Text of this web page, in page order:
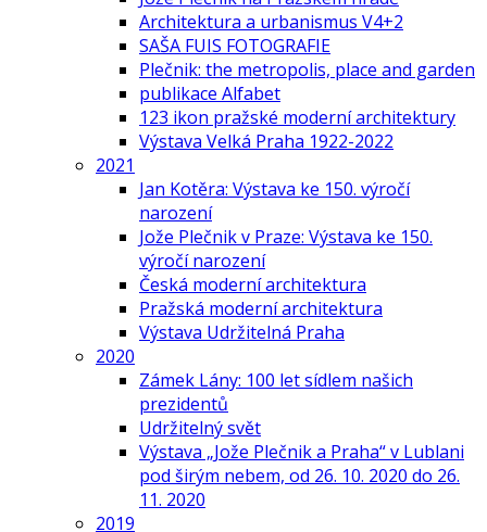
Architektura a urbanismus V4+2
SAŠA FUIS FOTOGRAFIE
Plečnik: the metropolis, place and garden
publikace Alfabet
123 ikon pražské moderní architektury
Výstava Velká Praha 1922-2022
2021
Jan Kotěra: Výstava ke 150. výročí
narození
Jože Plečnik v Praze: Výstava ke 150.
výročí narození
Česká moderní architektura
Pražská moderní architektura
Výstava Udržitelná Praha
2020
Zámek Lány: 100 let sídlem našich
prezidentů
Udržitelný svět
Výstava „Jože Plečnik a Praha“ v Lublani
pod širým nebem, od 26. 10. 2020 do 26.
11. 2020
2019